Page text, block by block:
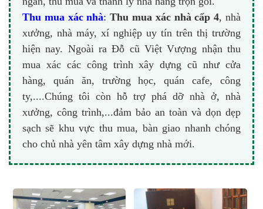
Thu mua xác nhà:Thu mua xác nhà cấp 4, nhà
xưởng, nhà máy, xí nghiệp uy tín trên thị trường
hiện nay. Ngoài ra Đỗ cũ Việt Vượng nhận thu
mua xác các công trình xây dựng cũ như cửa
hàng, quán ăn, trường học, quán cafe, công
ty,....Chúng tôi còn hỗ trợ phá dỡ nhà ở, nhà
xưởng, công trình,...đảm bảo an toàn và dọn dẹp
sạch sẽ khu vực thu mua, bàn giao nhanh chóng
cho chủ nhà yên tâm xây dựng nhà mới.